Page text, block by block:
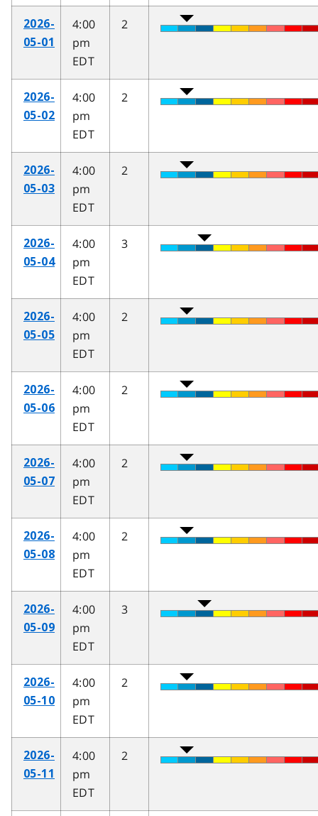
2026-
05-01
4:00
pm
EDT
2
2026-
05-02
4:00
pm
EDT
2
2026-
05-03
4:00
pm
EDT
2
2026-
05-04
4:00
pm
EDT
3
2026-
05-05
4:00
pm
EDT
2
2026-
05-06
4:00
pm
EDT
2
2026-
05-07
4:00
pm
EDT
2
2026-
05-08
4:00
pm
EDT
2
2026-
05-09
4:00
pm
EDT
3
2026-
05-10
4:00
pm
EDT
2
2026-
05-11
4:00
pm
EDT
2